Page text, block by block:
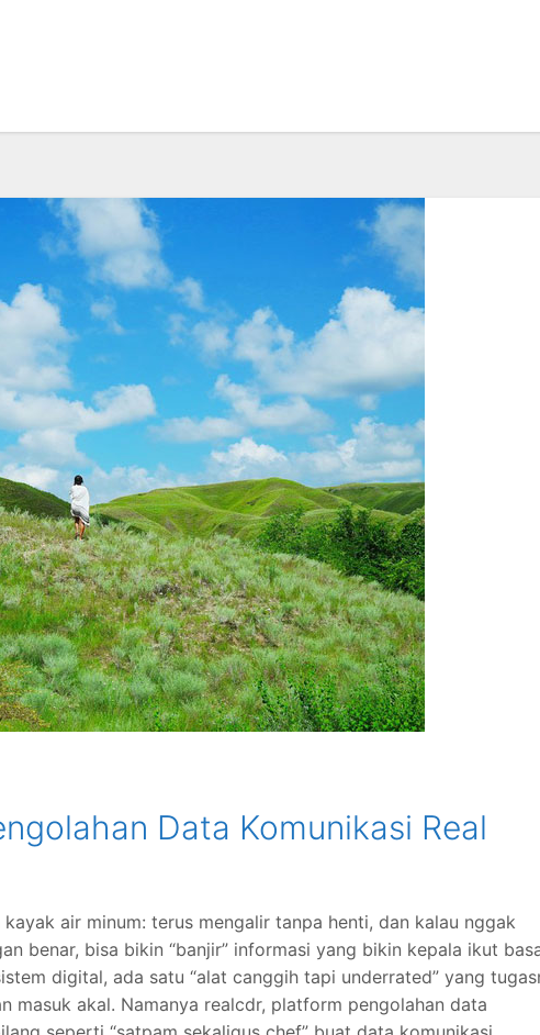
Data Komunikasi Real
air minum: terus mengalir tanpa henti, dan kalau nggak
benar, bisa bikin “banjir” informasi yang bikin kepala ikut
digital, ada satu “alat canggih tapi underrated” yang
masuk akal. Namanya realcdr, platform pengolahan data